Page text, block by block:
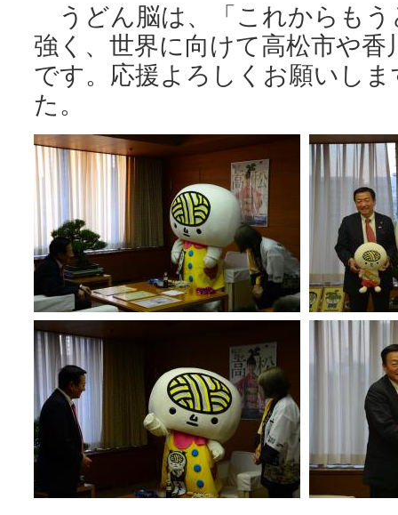
うどん脳は、「これからも
強く、世界に向けて高松市や
です。応援よろしくお願いし
た。